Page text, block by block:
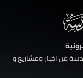
من اخبار ومشاريع و